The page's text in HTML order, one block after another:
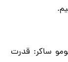
ساکر: قدرت